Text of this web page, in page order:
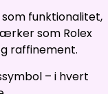
funktionalitet,
som Rolex
raffinement.
– i hvert